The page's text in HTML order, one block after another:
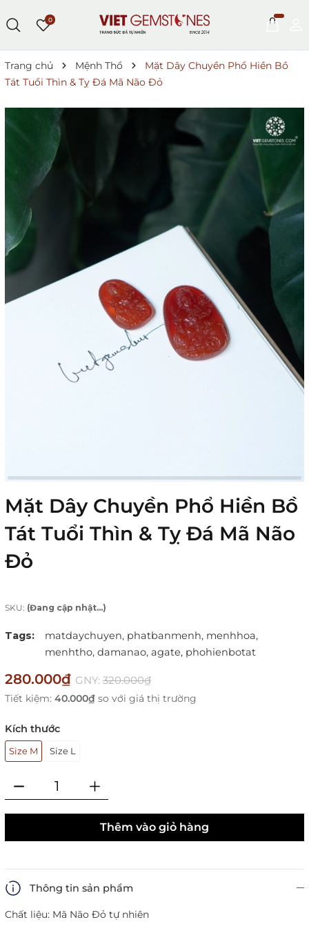
0
Trang chủ Mệnh Thổ
Mặt Dây Chuyền Phổ Hiền Bồ
Tát Tuổi Thìn & Tỵ Đá Mã Não Đỏ
Mặt Dây Chuyền Phổ Hiền Bồ
Tát Tuổi Thìn & Tỵ Đá Mã Não
Đỏ
SKU: (Đang cập nhật...)
Tags: matdaychuyen, phatbanmenh, menhhoa,
menhtho, damanao, agate, phohienbotat
280.000₫ GNY: 320.000₫
Tiết kiệm: 40.000₫ so với giá thị trường
Kích thước
Size M Size L
Thêm vào giỏ hàng
Thông tin sản phẩm
Chất liệu: Mã Não Đỏ tự nhiên